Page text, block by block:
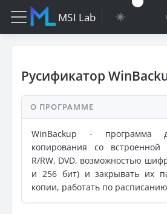
MSI Lab
Русификатор
О ПРОГРАММЕ
WinBackup - программа
копирования со встроенной
R/RW, DVD, возможностью
и 256 бит) и закрывать их
копии, работать по